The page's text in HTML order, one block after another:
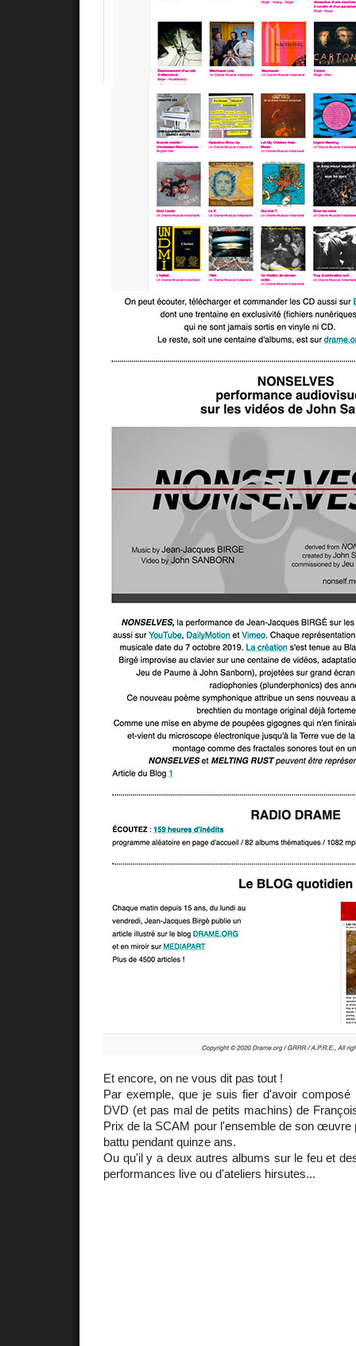
Et encore, on ne vous dit pas tout !
Par exemple, que je suis fier d'avoir
DVD (et pas mal de petits machins) de
Prix de la SCAM pour l'ensemble de son œuvre
battu pendant quinze ans.
Ou qu'il y a deux autres albums sur le feu et
performances live ou d'ateliers hirsutes...